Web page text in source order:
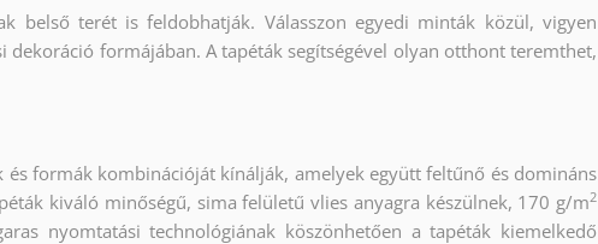
belső terét is feldobhatják. Válasszon egyedi minták közül, vigyen
dekoráció formájában. A tapéták segítségével olyan otthont teremthet,
formák kombinációját kínálják, amelyek együtt feltűnő és domináns
kiváló minőségű, sima felületű vlies anyagra készülnek, 170 g/m2
nyomtatási technológiának köszönhetően a tapéták kiemelkedő